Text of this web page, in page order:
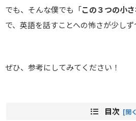
でも、そんな僕でも「この３つの小
で、英語を話すことへの怖さが少しず
ぜひ、参考にしてみてください！
目次